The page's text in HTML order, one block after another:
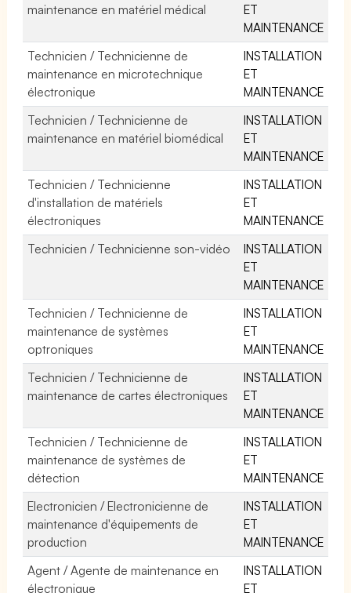
maintenance en matériel médical
ET
MAINTENANCE
Technicien / Technicienne de
maintenance en microtechnique
électronique
INSTALLATION
ET
MAINTENANCE
Technicien / Technicienne de
maintenance en matériel biomédical
INSTALLATION
ET
MAINTENANCE
Technicien / Technicienne
d'installation de matériels
électroniques
INSTALLATION
ET
MAINTENANCE
Technicien / Technicienne son-vidéo
INSTALLATION
ET
MAINTENANCE
Technicien / Technicienne de
maintenance de systèmes
optroniques
INSTALLATION
ET
MAINTENANCE
Technicien / Technicienne de
maintenance de cartes électroniques
INSTALLATION
ET
MAINTENANCE
Technicien / Technicienne de
maintenance de systèmes de
détection
INSTALLATION
ET
MAINTENANCE
Electronicien / Electronicienne de
maintenance d'équipements de
production
INSTALLATION
ET
MAINTENANCE
Agent / Agente de maintenance en
électronique
INSTALLATION
ET